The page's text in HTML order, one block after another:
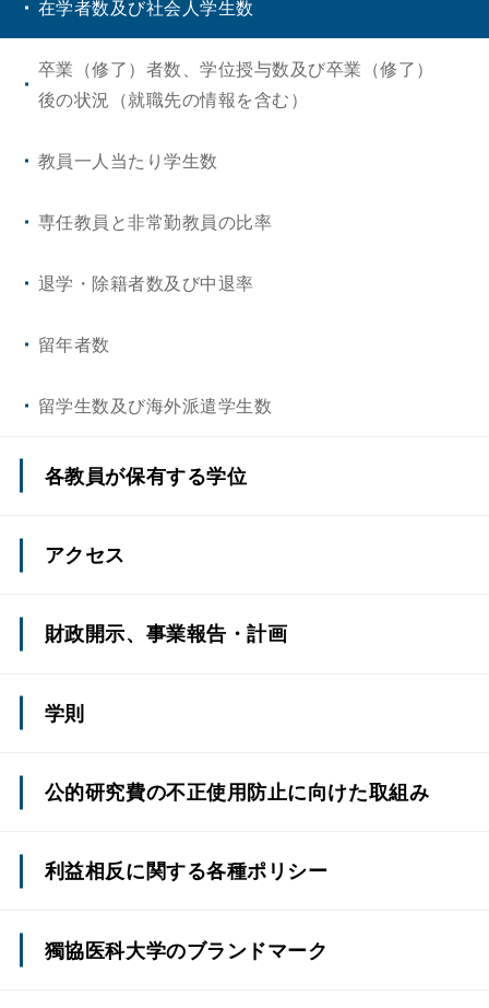
在学者数及び社会人学生数
卒業（修了）者数、学位授与数及び卒業（修了）
後の状況（就職先の情報を含む）
教員一人当たり学生数
専任教員と非常勤教員の比率
退学・除籍者数及び中退率
留年者数
留学生数及び海外派遣学生数
各教員が保有する学位
アクセス
財政開示、事業報告・計画
学則
公的研究費の不正使用防止に向けた取組み
利益相反に関する各種ポリシー
獨協医科大学のブランドマーク